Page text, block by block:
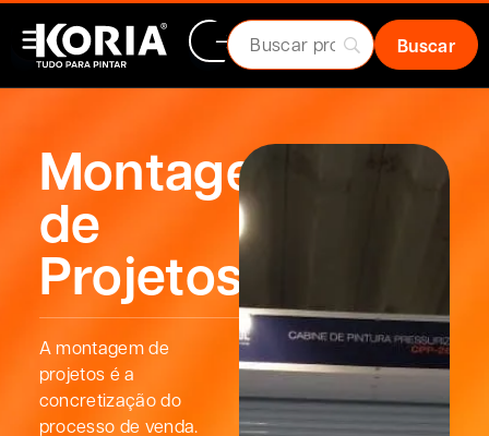
Montagem
de
Projetos
A montagem de
projetos é a
concretização do
processo de venda.